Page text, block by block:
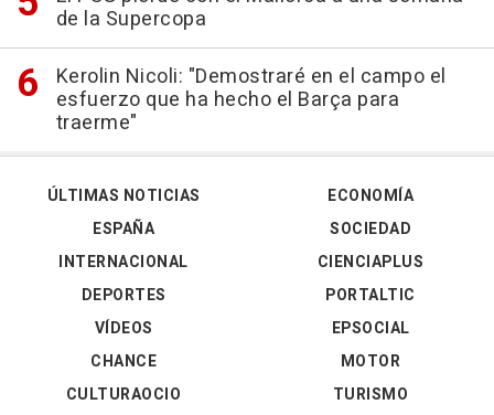
de la Supercopa
Kerolin Nicoli: "Demostraré en el campo el
esfuerzo que ha hecho el Barça para
traerme"
ÚLTIMAS NOTICIAS
ESPAÑA
INTERNACIONAL
DEPORTES
VÍDEOS
ECONOMÍA
SOCIEDAD
CIENCIAPLUS
PORTALTIC
EPSOCIAL
CHANCE
CULTURAOCIO
MOTOR
TURISMO